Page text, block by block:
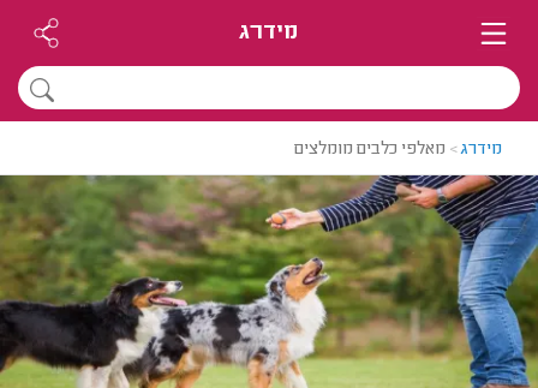
מידרג
מידרג> מאלפי כלבים מומלצים